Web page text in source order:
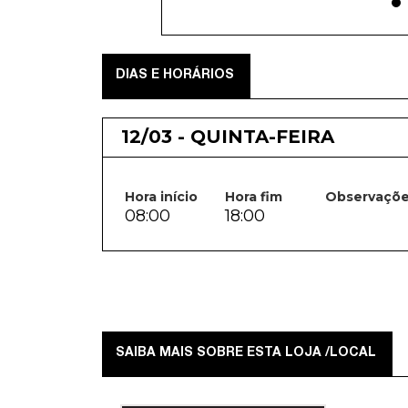
DIAS E HORÁRIOS
12/03 - QUINTA-FEIRA
Hora início Hora fim
08:00 18:00
SAIBA MAIS SOBRE ESTA LOJA /LOCAL